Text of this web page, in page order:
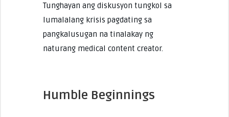
Tunghayan ang diskusyon tungkol sa
lumalalang krisis pagdating sa
pangkalusugan na tinalakay ng
naturang medical content creator.
Humble Beginnings